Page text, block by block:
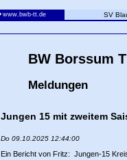
www.bwb-tt.de SV
BW Borssum
Meldungen
Jungen 15 mit zweitem
Do 09.10.2025 12:44:00
Ein Bericht von Fritz: Jungen-15